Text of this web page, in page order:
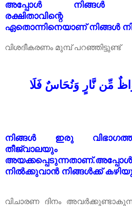
അപ്പോൾ നിങ്ങൾ
രക്ഷിതാവിന്റെ
ഏതൊന്നിനെയാണ് നിങ്ങൾ
വിശദീകരണം മുമ്പ് പറഞ്ഞിട്ടുണ്ട്
مِّن نَّارٍ وَنُحَاسٌ فَلَا
നിങ്ങൾ ഇരു
നിൽക്കുവാൻ നിങ്ങൾക്ക്
വിചാരണ ദിനം